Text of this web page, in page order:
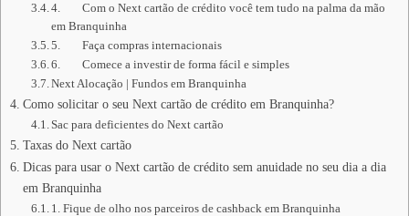
4. Com o Next cartão de crédito você tem tudo na palma da mão
em Branquinha
5. Faça compras internacionais
6. Comece a investir de forma fácil e simples
Next Alocação | Fundos em Branquinha
Como solicitar o seu Next cartão de crédito em Branquinha?
Sac para deficientes do Next cartão
Taxas do Next cartão
Dicas para usar o Next cartão de crédito sem anuidade no seu dia a dia
em Branquinha
1. Fique de olho nos parceiros de cashback em Branquinha